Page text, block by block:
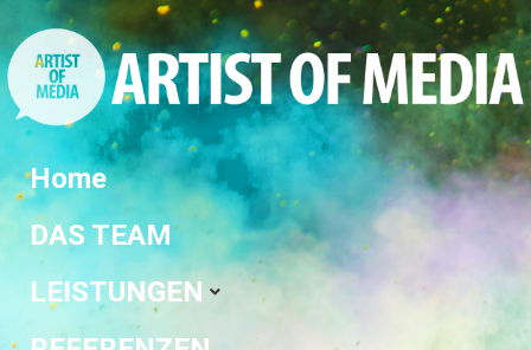
Home
DAS TEAM
LEISTUNGEN